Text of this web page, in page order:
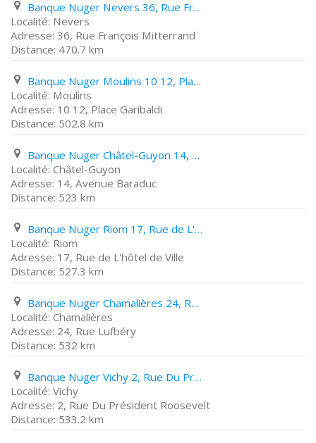
Banque Nuger Nevers 36, Rue François Mitterrand
Nevers
36, Rue François Mitterrand
470.7 km
Banque Nuger Moulins 10 12, Place Garibaldi
Moulins
10 12, Place Garibaldi
502.8 km
Banque Nuger Châtel-Guyon 14, Avenue Baraduc
Châtel-Guyon
14, Avenue Baraduc
523 km
Banque Nuger Riom 17, Rue de L'hôtel de Ville
Riom
17, Rue de L'hôtel de Ville
527.3 km
Banque Nuger Chamalières 24, Rue Lufbéry
Chamalières
24, Rue Lufbéry
532 km
Banque Nuger Vichy 2, Rue Du Président Roosevelt
Vichy
2, Rue Du Président Roosevelt
533.2 km